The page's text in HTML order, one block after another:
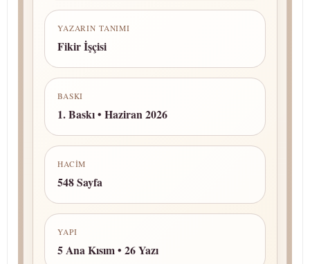
YAZARIN TANIMI
Fikir İşçisi
BASKI
1. Baskı • Haziran 2026
HACIM
548 Sayfa
YAPI
5 Ana Kısım • 26 Yazı